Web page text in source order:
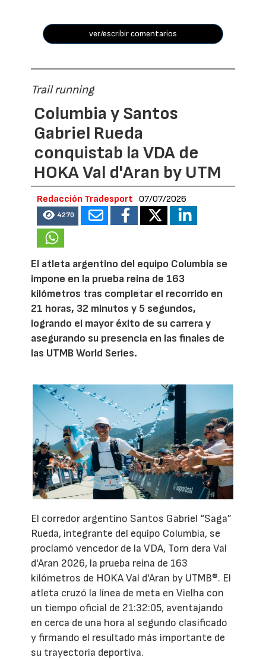
ver/escribir comentarios
Trail running
Columbia y Santos
Gabriel Rueda
conquistab la VDA de
HOKA Val d'Aran by UTM
Redacción Tradesport 07/07/2026
4270
El atleta argentino del equipo Columbia se
impone en la prueba reina de 163
kilómetros tras completar el recorrido en
21 horas, 32 minutos y 5 segundos,
logrando el mayor éxito de su carrera y
asegurando su presencia en las finales de
las UTMB World Series.
El corredor argentino Santos Gabriel “Saga”
Rueda, integrante del equipo Columbia, se
proclamó vencedor de la VDA, Torn dera Val
d'Aran 2026, la prueba reina de 163
kilómetros de HOKA Val d'Aran by UTMB®. El
atleta cruzó la línea de meta en Vielha con
un tiempo oficial de 21:32:05, aventajando
en cerca de una hora al segundo clasificado
y firmando el resultado más importante de
su trayectoria deportiva.